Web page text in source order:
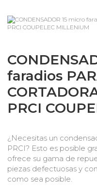
faradios
PRCI
¿Necesitas un
PRCI? Esto es posible
ofrece su gama de
piezas defectuosas y
como sea posible.